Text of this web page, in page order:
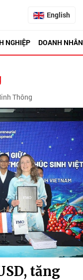
English
NGHIỆP DOANH NHÂN
Thông
tăng